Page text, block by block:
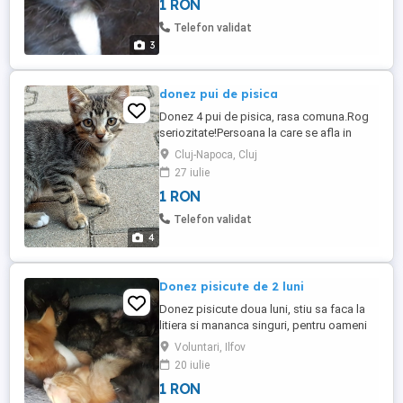
3
1 RON
Telefon validat
4
donez pui de pisica
Donez 4 pui de pisica, rasa comuna.Rog
seriozitate!Persoana la care se afla in
ingrijire acum nu se mai poate ocupa de ei
si exista riscul sa fie abandonati.
Cluj-Napoca, Cluj
27 iulie
1 RON
Telefon validat
Donez pisicute de 2 luni
Donez pisicute doua luni, stiu sa faca la
litiera si mananca singuri, pentru oameni
iubitori de animale
Voluntari, Ilfov
20 iulie
1 RON